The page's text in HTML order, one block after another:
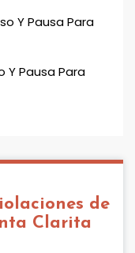
Y Pausa Para
Y Pausa Para
de
Clarita